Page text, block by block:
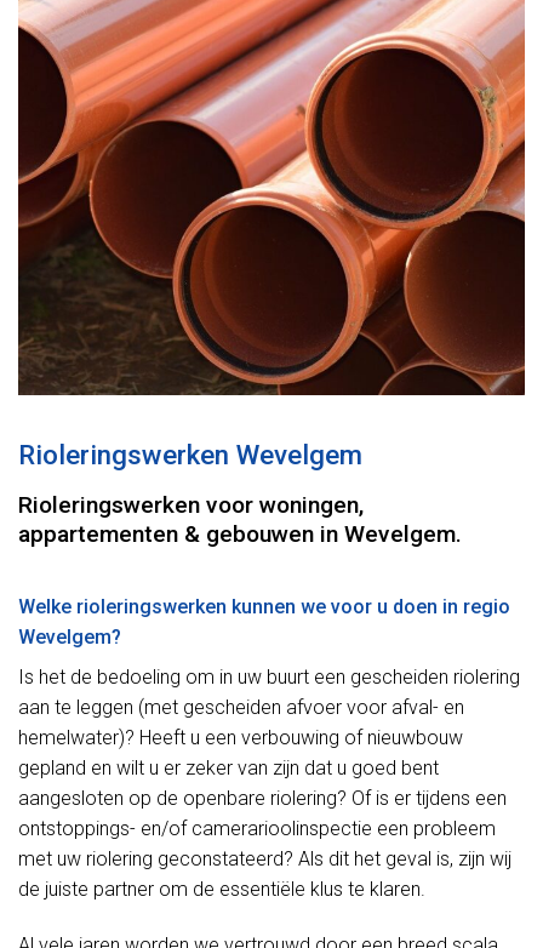
Rioleringswerken Wevelgem
Rioleringswerken voor woningen,
appartementen & gebouwen in Wevelgem.
Welke rioleringswerken kunnen we voor u doen in regio
Wevelgem?
Is het de bedoeling om in uw buurt een gescheiden riolering
aan te leggen (met gescheiden afvoer voor afval- en
hemelwater)? Heeft u een verbouwing of nieuwbouw
gepland en wilt u er zeker van zijn dat u goed bent
aangesloten op de openbare riolering? Of is er tijdens een
ontstoppings- en/of camerarioolinspectie een probleem
met uw riolering geconstateerd? Als dit het geval is, zijn wij
de juiste partner om de essentiële klus te klaren.